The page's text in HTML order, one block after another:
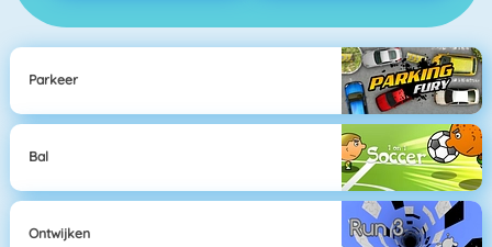
Parkeer
Bal
Ontwijken